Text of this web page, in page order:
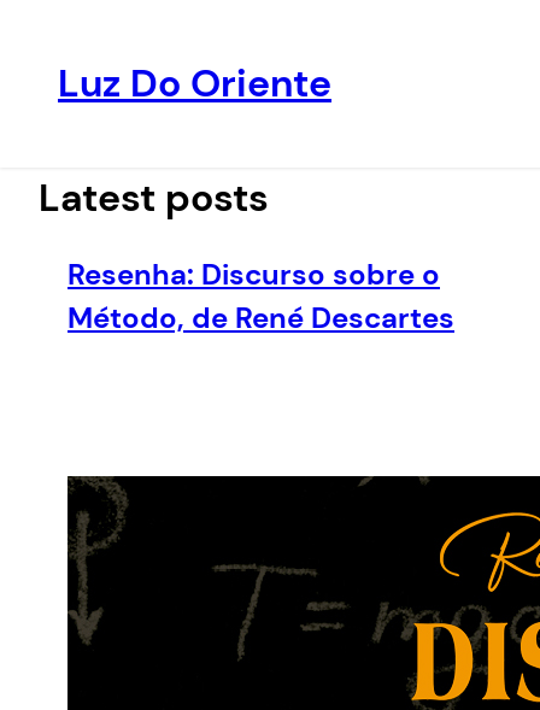
conteúdo
Luz Do Oriente
Latest posts
Resenha: Discurso sobre o
Método, de René Descartes